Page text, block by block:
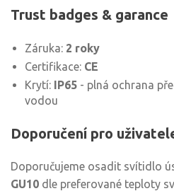
Trust badges & garance
Záruka: 2 roky
Certifikace: CE
Krytí: IP65 - plná ochrana
vodou
Doporučení pro
Doporučujeme osadit svítidlo
GU10 dle preferované teploty